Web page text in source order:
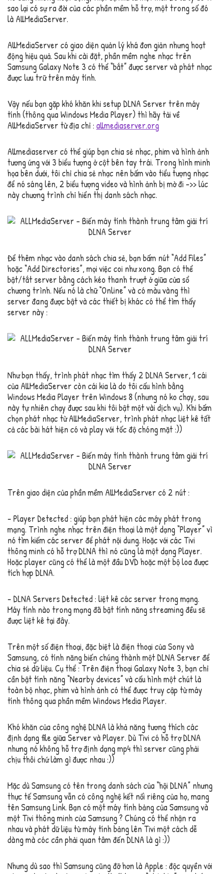
sao lại có sự ra đời của các phần mềm hỗ trợ, một trong số đó
là AllMediaServer.
AllMediaServer có giao diện quản lý khá đơn giản nhưng hoạt
động hiệu quả. Sau khi cài đặt, phần mềm nghe nhạc trên
Samsung Galaxy Note 3 có thể “bắt” được server và phát nhạc
được lưu trữ trên máy tính.
Vậy nếu bạn gặp khó khăn khi setup DLNA Server trên máy
tính (thông qua Windows Media Player) thì hãy tải về
AllMediaServer từ địa chỉ : allmediaserver.org
Allmediaserver có thể giúp bạn chia sẻ nhạc, phim và hình ảnh
tương ứng với 3 biểu tượng ở cột bên tay trái. Trong hình minh
họa bên dưới, tôi chỉ chia sẻ nhạc nên bấm vào tiểu tượng nhạc
để nó sáng lên, 2 biểu tượng video và hình ảnh bị mờ đi –>> lúc
này chương trình chỉ hiển thị danh sách nhạc.
Để thêm nhạc vào danh sách chia sẻ, bạn bấm nút “Add Files”
hoặc “Add Directories”, mọi việc coi như xong. Bạn có thể
bật/tắt server bằng cách kéo thanh trượt ở giữa cửa sổ
chương trình. Nếu nó là chữ “Online” và có màu vàng thì
server đang được bật và các thiết bị khác có thể tìm thấy
server này :
Như bạn thấy, trình phát nhạc tìm thấy 2 DLNA Server, 1 cái
của AllMediaServer còn cái kia là do tôi cấu hình bằng
Windows Media Player trên Windows 8 (nhưng nó ko chạy, sau
này tự nhiên chạy được sau khi tôi bật một vài dịch vụ). Khi bấm
chọn phát nhạc từ AllMediaServer, trình phát nhạc liệt kê tất
cả các bài hát hiện có và play với tốc độ chóng mặt :))
Trên giao diện của phần mềm AllMediaServer có 2 nút :
– Player Detected : giúp bạn phát hiện các máy phát trong
mạng. Trình nghe nhạc trên điện thoại là một dạng “Player” vì
nó tìm kiếm các server để phát nội dung. Hoặc với các Tivi
thông minh có hỗ trợ DLNA thì nó cũng là một dạng Player.
Hoặc player cũng có thể là một đầu DVD hoặc một bộ loa được
tích hợp DLNA.
– DLNA Servers Detected : liệt kê các server trong mạng.
Máy tính nào trong mạng đã bật tính năng streaming đều sẽ
được liệt kê tại đây.
Trên một số điện thoại, đặc biệt là điện thoại của Sony và
Samsung, có tính năng biến chúng thành một DLNA Server để
chia sẻ dữ liệu. Cụ thể : Trên điện thoại Galaxy Note 3, bạn chỉ
cần bật tính năng “Nearby devices” và cấu hình một chút là
toàn bộ nhạc, phim và hình ảnh có thể được truy cập từ máy
tính thông qua phần mềm Windows Media Player.
Khó khăn của công nghệ DLNA là khả năng tương thích các
định dạng file giữa Server và Player. Dù Tivi có hỗ trợ DLNA
nhưng nó không hỗ trợ định dạng mp4 thì server cũng phải
chịu thôi chứ làm gì được nhau :))
Mặc dù Samsung có tên trong danh sách của “hội DLNA” nhưng
thực tế Samsung vẫn có công nghệ kết nối riêng của họ, mang
tên Samsung Link. Bạn có một máy tính bảng của Samsung và
một Tivi thông minh của Samsung ? Chúng có thể nhận ra
nhau và phát dữ liệu từ máy tính bảng lên Tivi một cách dễ
dàng mà cóc cần phải quan tâm đến DLNA là gì :))
Nhưng dù sao thì Samsung cũng đỡ hơn là Apple : độc quyền với